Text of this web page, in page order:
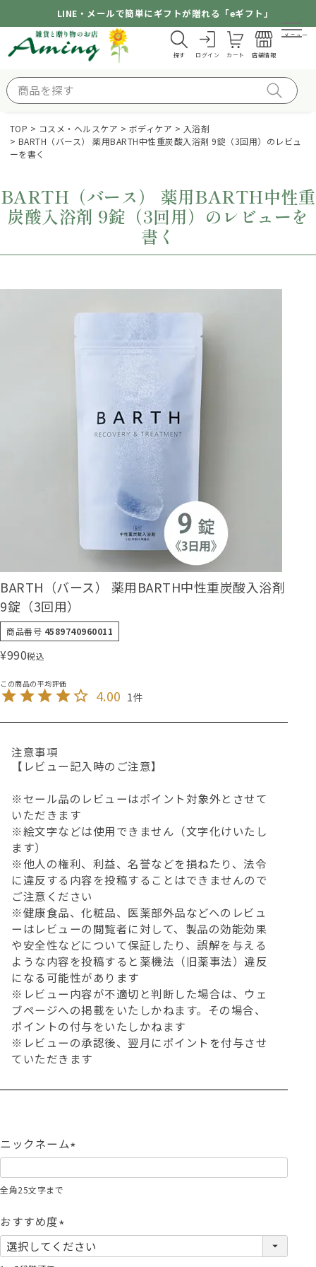
LINE・メールで簡単にギフトが贈れる「eギフト」
探す ログイン カート 店舗情報
メニュー
TOP コスメ・ヘルスケア ボディケア
入浴剤
BARTH（バース） 薬用BARTH中性重炭酸入浴剤 9錠（3回用）のレビュ
ーを書く
BARTH（バース） 薬用BARTH中性重
炭酸入浴剤 9錠（3回用）のレビューを
書く
BARTH（バース） 薬用BARTH中性重炭酸入浴剤
9錠（3回用）
商品番号 4589740960011
¥990税込
4.00 1
注意事項
【レビュー記入時のご注意】
※セール品のレビューはポイント対象外とさせて
いただきます
※絵文字などは使用できません（文字化けいたし
ます）
※他人の権利、利益、名誉などを損ねたり、法令
に違反する内容を投稿することはできませんので
ご注意ください
※健康食品、化粧品、医薬部外品などへのレビュ
ーはレビューの閲覧者に対して、製品の効能効果
や安全性などについて保証したり、誤解を与える
ような内容を投稿すると薬機法（旧薬事法）違反
になる可能性があります
※レビュー内容が不適切と判断した場合は、ウェ
ブページへの掲載をいたしかねます。その場合、
ポイントの付与をいたしかねます
※レビューの承認後、翌月にポイントを付与させ
ていただきます
ニックネーム
必
全角25文字まで
おすすめ度
(
必